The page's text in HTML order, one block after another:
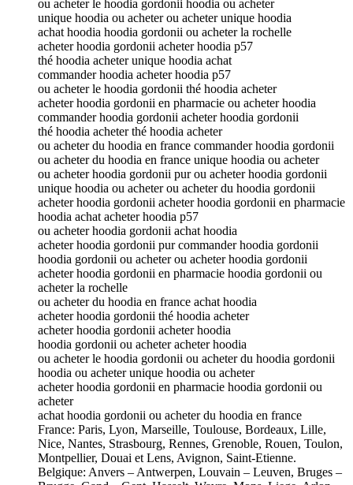
ou acheter le hoodia gordonii hoodia ou acheter
unique hoodia ou acheter ou acheter unique hoodia
achat hoodia hoodia gordonii ou acheter la rochelle
acheter hoodia gordonii acheter hoodia p57
thé hoodia acheter unique hoodia achat
commander hoodia acheter hoodia p57
ou acheter le hoodia gordonii thé hoodia acheter
acheter hoodia gordonii en pharmacie ou acheter hoodia
commander hoodia gordonii acheter hoodia gordonii
thé hoodia acheter thé hoodia acheter
ou acheter du hoodia en france commander hoodia gordonii
ou acheter du hoodia en france unique hoodia ou acheter
ou acheter hoodia gordonii pur ou acheter hoodia gordonii
unique hoodia ou acheter ou acheter du hoodia gordonii
acheter hoodia gordonii acheter hoodia gordonii en pharmacie
hoodia achat acheter hoodia p57
ou acheter hoodia gordonii achat hoodia
acheter hoodia gordonii pur commander hoodia gordonii
hoodia gordonii ou acheter ou acheter hoodia gordonii
acheter hoodia gordonii en pharmacie hoodia gordonii ou
acheter la rochelle
ou acheter du hoodia en france achat hoodia
acheter hoodia gordonii thé hoodia acheter
acheter hoodia gordonii acheter hoodia
hoodia gordonii ou acheter acheter hoodia
ou acheter le hoodia gordonii ou acheter du hoodia gordonii
hoodia ou acheter unique hoodia ou acheter
acheter hoodia gordonii en pharmacie hoodia gordonii ou
acheter
achat hoodia gordonii ou acheter du hoodia en france
France: Paris, Lyon, Marseille, Toulouse, Bordeaux, Lille,
Nice, Nantes, Strasbourg, Rennes, Grenoble, Rouen, Toulon,
Montpellier, Douai et Lens, Avignon, Saint-Etienne.
Belgique: Anvers – Antwerpen, Louvain – Leuven, Bruges –